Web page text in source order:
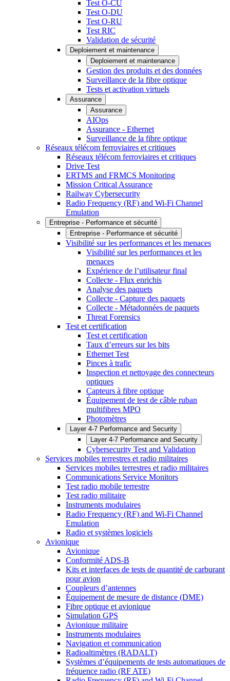
Test O-CU
Test O-DU
Test O-RU
Test RIC
Validation de sécurité
Deploiement et maintenance
Deploiement et maintenance
Gestion des produits et des données
Surveillance de la fibre optique
Tests et activation virtuels
Assurance
Assurance
AIOps
Assurance - Ethernet
Surveillance de la fibre optique
Réseaux télécom ferroviaires et critiques
Réseaux télécom ferroviaires et critiques
Drive Test
ERTMS and FRMCS Monitoring
Mission Critical Assurance
Railway Cybersecurity
Radio Frequency (RF) and Wi-Fi Channel
Emulation
Entreprise - Performance et sécurité
Entreprise - Performance et sécurité
Visibilité sur les performances et les menaces
Visibilité sur les performances et les
menaces
Expérience de l’utilisateur final
Collecte - Flux enrichis
Analyse des paquets
Collecte - Capture des paquets
Collecte - Métadonnées de paquets
Threat Forensics
Test et certification
Test et certification
Taux d’erreurs sur les bits
Ethernet Test
Pinces à trafic
Inspection et nettoyage des connecteurs
optiques
Capteurs à fibre optique
Équipement de test de câble ruban
multifibres MPO
Photomètres
Layer 4-7 Performance and Security
Layer 4-7 Performance and Security
Cybersecurity Test and Validation
Services mobiles terrestres et radio militaires
Services mobiles terrestres et radio militaires
Communications Service Monitors
Test radio mobile terrestre
Test radio militaire
Instruments modulaires
Radio Frequency (RF) and Wi-Fi Channel
Emulation
Radio et systèmes logiciels
Avionique
Avionique
Conformité ADS-B
Kits et interfaces de tests de quantité de carburant
pour avion
Coupleurs d’antennes
Équipement de mesure de distance (DME)
Fibre optique et avionique
Simulation GPS
Avionique militaire
Instruments modulaires
Navigation et communication
Radioaltimètres (RADALT)
Systèmes d’équipements de tests automatiques de
fréquence radio (RF ATE)